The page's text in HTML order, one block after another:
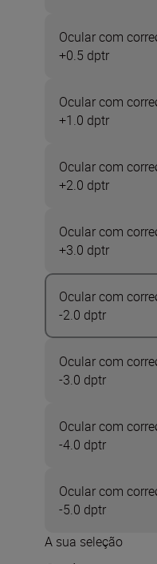
Ocular com
+0.5 dptr
Ocular com
+1.0 dptr
Ocular com
+2.0 dptr
Ocular com
+3.0 dptr
Ocular com
-2.0 dptr
Ocular com
-3.0 dptr
Ocular com
-4.0 dptr
Ocular com
-5.0 dptr
A sua seleção